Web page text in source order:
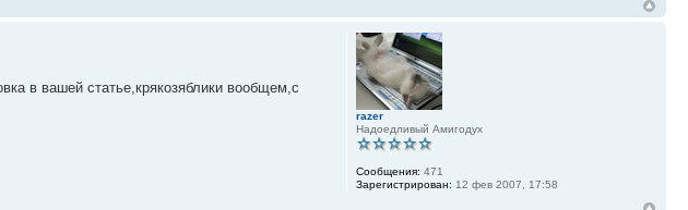
в вашей статье,крякозяблики вообщем,с
razer
Надоедливый Амигодух
Сообщения: 471
Зарегистрирован: 12 фев 2007, 17:58